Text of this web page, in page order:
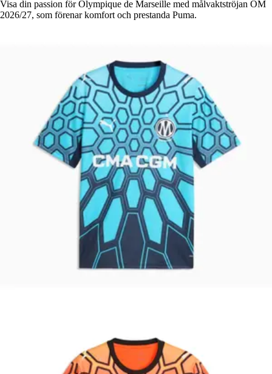
Visa din passion för Olympique de Marseille med målvaktströjan OM
2026/27, som förenar komfort och prestanda Puma.